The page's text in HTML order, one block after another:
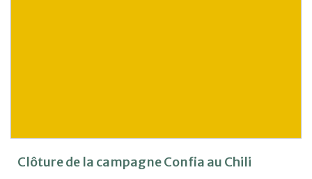
Clôture de la campagne Confia au Chili